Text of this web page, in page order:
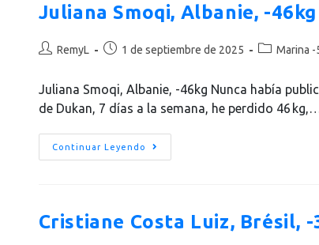
Juliana Smoqi‎, Albanie, -46kg
RemyL 1 de septiembre de 2025 Marina -
Juliana Smoqi‎, Albanie, -46kg Nunca había
de Dukan, 7 días a la semana, he perdido 46
Continuar Leyendo
Cristiane Costa Luiz, Brésil, -